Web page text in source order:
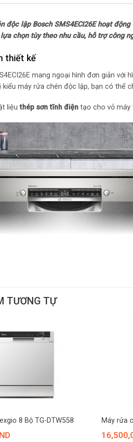
độc lập Bosch SMS4ECI26E hoạt
chọn tùy theo nhu cầu, hỗ trợ công
thiết kế
mang ngoại hình đơn giản
kiểu máy rửa chén độc lập, bạn có
liệuthép sơn tĩnh điện tạo cho vỏ máy
mang tính chất minh họa sản phẩm
TƯƠNG TỰ
8 Bộ TG-DTW558 Máy rửa